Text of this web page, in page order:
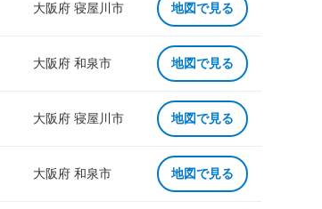
大阪府 寝屋川市 地図で見る
大阪府 和泉市 地図で見る
大阪府 寝屋川市 地図で見る
大阪府 和泉市 地図で見る